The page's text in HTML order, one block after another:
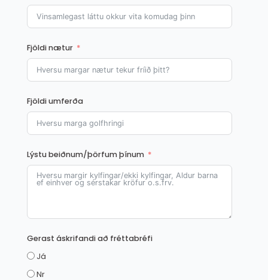
Fjöldi nætur
Fjöldi umferða
Lýstu beiðnum/þörfum þínum
Gerast áskrifandi að fréttabréfi
Já
Nr